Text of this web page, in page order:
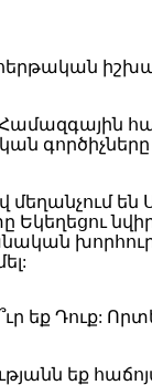
գործիչները
մեղանչում
Եկեղեցու
եք Դուք:
եք